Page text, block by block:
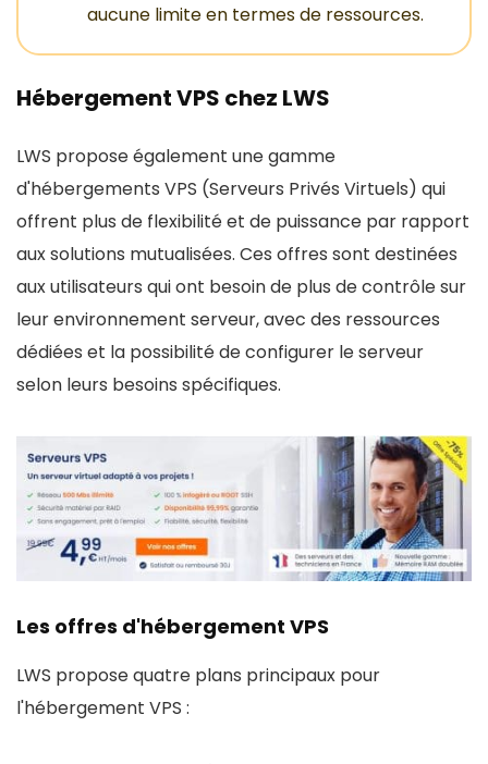
aucune limite en termes de ressources.
Hébergement VPS chez LWS
LWS propose également une gamme
d'hébergements VPS (Serveurs Privés Virtuels) qui
offrent plus de flexibilité et de puissance par rapport
aux solutions mutualisées. Ces offres sont destinées
aux utilisateurs qui ont besoin de plus de contrôle sur
leur environnement serveur, avec des ressources
dédiées et la possibilité de configurer le serveur
selon leurs besoins spécifiques.
Les offres d'hébergement VPS
LWS propose quatre plans principaux pour
l'hébergement VPS :